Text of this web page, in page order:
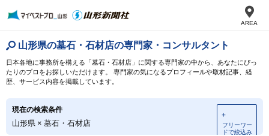
AREA
山形県の墓石・石材店の専門家・コンサルタント
日本各地に事務所を構える「墓石・石材店」に関する専門家の中から、あなたにぴっ
たりのプロをお探しいただけます。 専門家の気になるプロフィールや取材記事、経
歴、サービス内容を掲載しています。
現在の検索条件
山形県 × 墓石・石材店
＋
フリーワー
ドで絞込み